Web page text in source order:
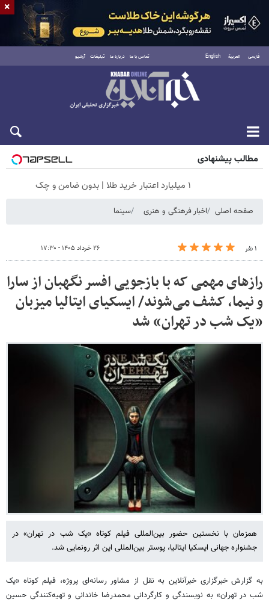
فارسی العربية English تماس با ما درباره ما تبلیغات آرشیو
جمعه ۱۶ مرداد ۱۴۰۵
مطالب پیشنهادی
۱ میلیارد اعتبار خرید طلا | بدون ضامن و چک
صفحه اصلی اخبار فرهنگی و هنری سینما
۱ نفر ۲۶ خرداد ۱۴۰۵ - ۱۷:۳۰
رازهای مهمی که با بازجویی افسر نگهبان از سارا
و نیما، کشف می‌شوند/ ایسکیای ایتالیا میزبان
«یک شب در تهران» شد
همزمان با نخستین حضور بین‌المللی فیلم کوتاه «یک شب در تهران» در
جشنواره جهانی ایسکیا ایتالیا، پوستر بین‌المللی این اثر رونمایی شد.
به گزارش خبرگزاری خبرآنلاین به نقل از مشاور رسانه‌ای پروژه، فیلم کوتاه «یک
شب در تهران» به نویسندگی و کارگردانی محمدرضا خاندانی و تهیه‌کنندگی حسین
×